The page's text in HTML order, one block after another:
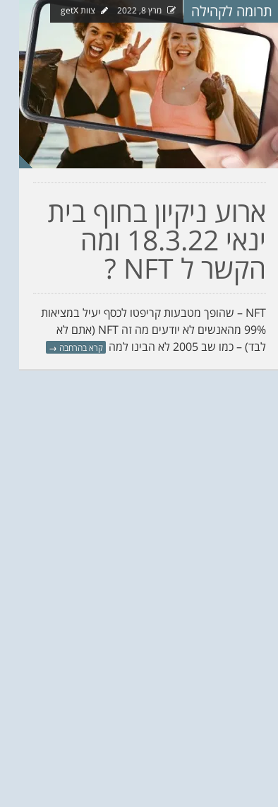
תרומה לקהילה מרץ 8, 2022 צוות getX
ארוע ניקיון בחוף בית
ינאי 18.3.22 ומה
הקשר ל NFT ?
NFT – שהופך מטבעות קריפטו לכסף יעיל במציאות
99% מהאנשים לא יודעים מה זה NFT (אתם לא
לבד) – כמו שב 2005 לא הבינו למה
קרא בהרחבה →
ההכנות – EILAT
ECO SUP
KITESURF
ASHDOD 2019
WINTER
CHALLENGE